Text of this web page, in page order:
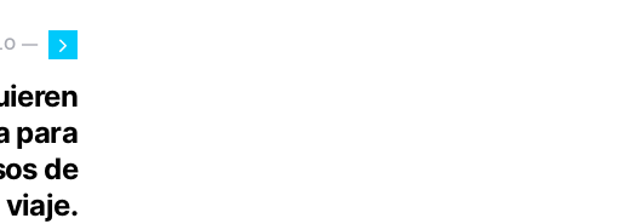
—
para
de
viaje.